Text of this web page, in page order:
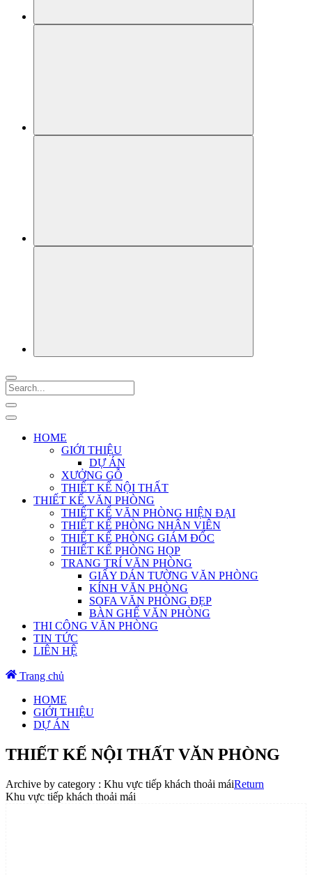
HOME
GIỚI THIỆU
DỰ ÁN
XƯỞNG GỖ
THIẾT KẾ NỘI THẤT
THIẾT KẾ VĂN PHÒNG
THIẾT KẾ VĂN PHÒNG HIỆN ĐẠI
THIẾT KẾ PHÒNG NHÂN VIÊN
THIẾT KẾ PHÒNG GIÁM ĐỐC
THIẾT KẾ PHÒNG HỌP
TRANG TRÍ VĂN PHÒNG
GIẤY DÁN TƯỜNG VĂN PHÒNG
KÍNH VĂN PHÒNG
SOFA VĂN PHÒNG ĐẸP
BÀN GHẾ VĂN PHÒNG
THI CÔNG VĂN PHÒNG
TIN TỨC
LIÊN HỆ
Trang chủ
HOME
GIỚI THIỆU
DỰ ÁN
THIẾT KẾ NỘI THẤT VĂN PHÒNG
Archive by category : Khu vực tiếp khách thoải máiReturn
Khu vực tiếp khách thoải mái